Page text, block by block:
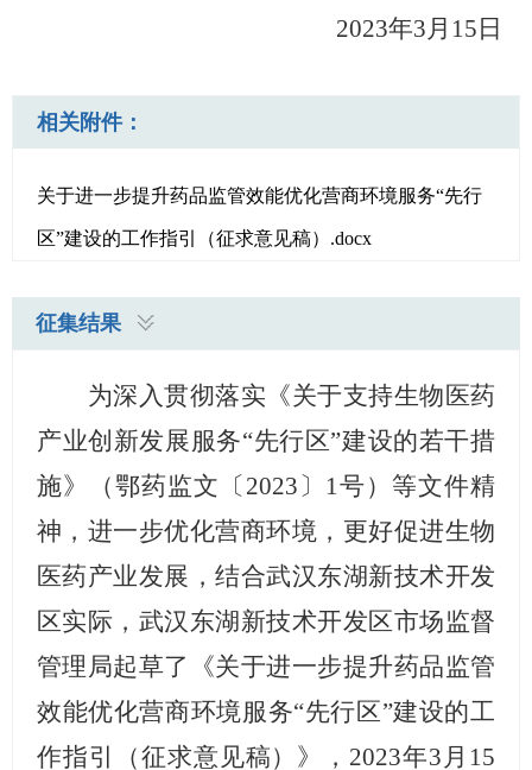
2023年3月 15 日
相关附件：
关于进一步提升药品监管效能优化营商环境服务“先行
区”建设的工作指引（征求意见稿）.docx
征集结果
为深入贯彻落实《关于支持生物医药
产业创新发展服务“先行区”建设的若干措
施》（鄂药监文〔 2023 〕 1号）等文件精
神，进一步优化营商环境，更好促进生物
医药产业发展，结合武汉东湖新技术开发
区实际， 武汉 东湖新技术开发区市场监督
管理局起草了《关于进一步提升药品监管
效能优化营商环境服务“先行区”建设的工
作指引（征求意见稿）》，2023年3月15